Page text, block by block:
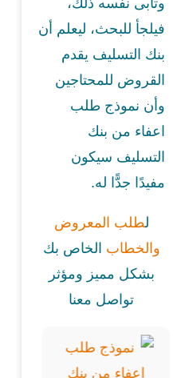
فيلجأ للبحث، ليعلم أن
بنك التسليف يقدم
القروض للمحتاجين
وأن نموذج طلب
اعفاء من بنك
التسليف سيكون
مفيدًا جدًّا له.
لطلب المعروض
والخطاب الخاص بك
بشكل مميز ومؤثر
تواصل معنا